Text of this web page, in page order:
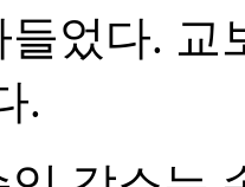
었다. 교
.